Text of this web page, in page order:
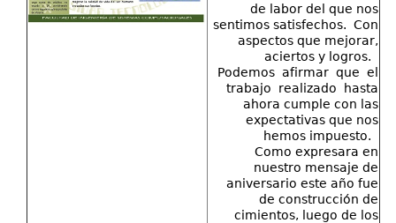
de labor del que nos
sentimos satisfechos. Con
aspectos que mejorar,
aciertos y logros.
Podemos afirmar que el
trabajo realizado hasta
ahora cumple con las
expectativas que nos
hemos impuesto.
Como expresara en
nuestro mensaje de
aniversario este año fue
de construcción de
cimientos, luego de los